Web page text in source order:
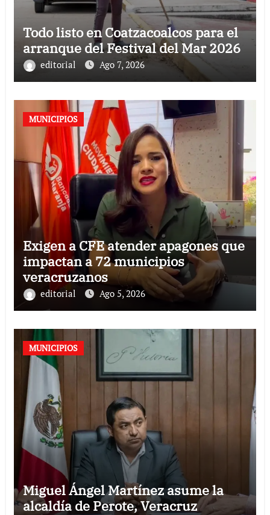
Todo listo en Coatzacoalcos para el
arranque del Festival del Mar 2026
editorial Ago 7, 2026
MUNICIPIOS
Exigen a CFE atender apagones que
impactan a 72 municipios
veracruzanos
editorial Ago 5, 2026
MUNICIPIOS
Miguel Ángel Martínez asume la
alcaldía de Perote, Veracruz